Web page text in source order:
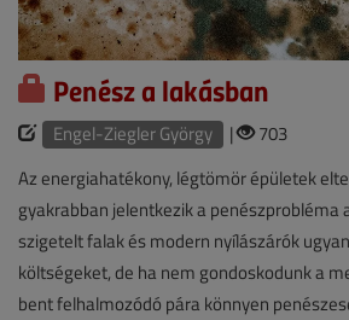
Penész a lakásban
Engel-Ziegler György |
703
Az energiahatékony, légtömör épületek
gyakrabban jelentkezik a penészprobléma
szigetelt falak és modern nyílászárók
költségeket, de ha nem gondoskodunk a
bent felhalmozódó pára könnyen